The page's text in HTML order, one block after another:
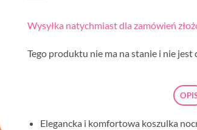
Wysyłka natychmiast dla zamówień
Tego produktu nie ma na stanie i nie jest
Elegancka i komfortowa koszulka